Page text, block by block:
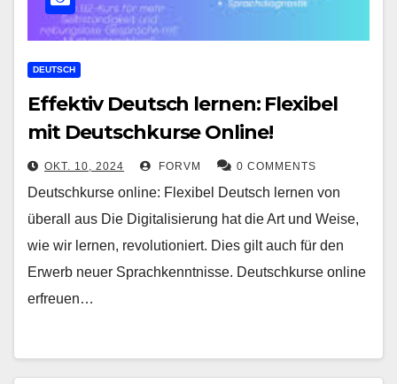
DEUTSCH
Effektiv Deutsch lernen: Flexibel
mit Deutschkurse Online!
OKT. 10, 2024 FORVM 0 COMMENTS
Deutschkurse online: Flexibel Deutsch lernen von
überall aus Die Digitalisierung hat die Art und Weise,
wie wir lernen, revolutioniert. Dies gilt auch für den
Erwerb neuer Sprachkenntnisse. Deutschkurse online
erfreuen…